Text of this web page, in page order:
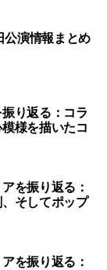
公演情報まとめ
り返る：コラ
様を描いたコ
を振り返る：
そしてポップ
を振り返る：